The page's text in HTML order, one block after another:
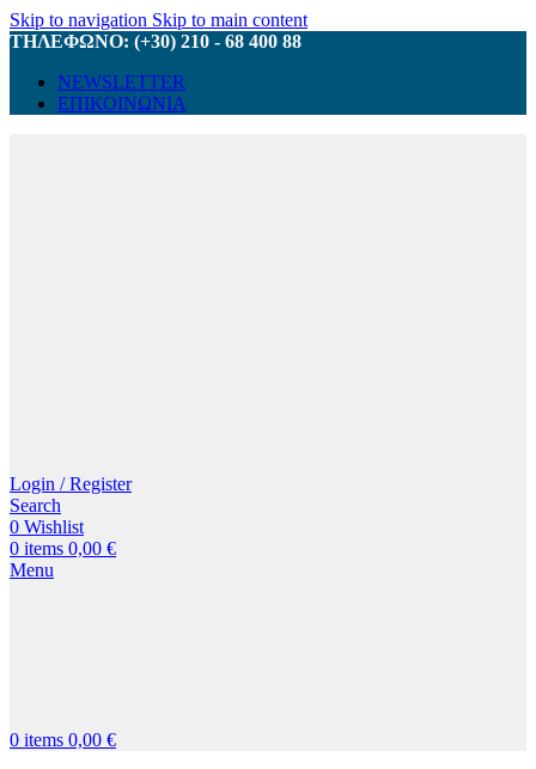
Skip to navigation Skip to main content
ΤΗΛΕΦΩΝΟ: (+30) 210 - 68 400 88
NEWSLETTER
ΕΠΙΚΟΙΝΩΝΙΑ
Login / Register
Search
0 Wishlist
0 items 0,00 €
Menu
0 items 0,00 €